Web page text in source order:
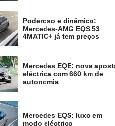
Poderoso e dinâmico:
Mercedes-AMG EQS 53
4MATIC+ já tem preços
Mercedes EQE: nova
eléctrica com 660 km de
autonomia
Mercedes EQS: luxo em
modo eléctrico